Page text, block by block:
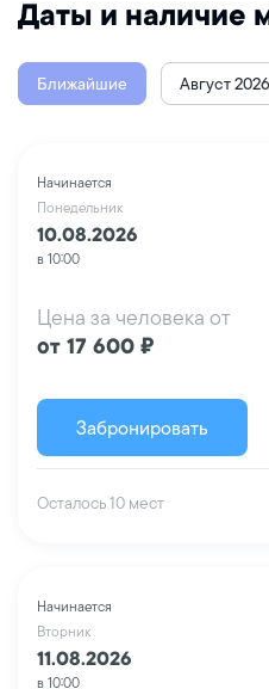
Даты и наличие
Ближайшие Август 2026
Начинается
Понедельник
10.08.2026
в 10:00
Цена за человека от
от 17 600 ₽
Забронировать
Осталось 10 мест
Начинается
Вторник
11.08.2026
в 10:00